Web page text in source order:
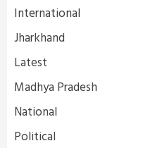
International
Jharkhand
Latest
Madhya Pradesh
National
Political